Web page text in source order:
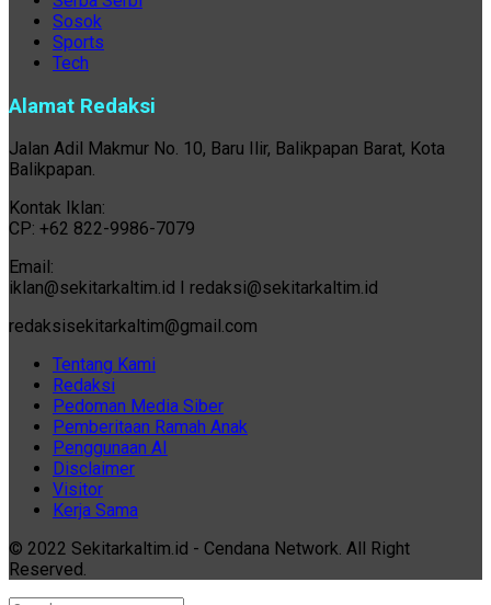
Sosok
Sports
Tech
Alamat Redaksi
Jalan Adil Makmur No. 10, Baru Ilir, Balikpapan Barat, Kota
Balikpapan.
Kontak Iklan:
CP: +62 822-9986-7079
Email:
iklan@sekitarkaltim.id I redaksi@sekitarkaltim.id
redaksisekitarkaltim@gmail.com
Tentang Kami
Redaksi
Pedoman Media Siber
Pemberitaan Ramah Anak
Penggunaan AI
Disclaimer
Visitor
Kerja Sama
© 2022 Sekitarkaltim.id - Cendana Network. All Right
Reserved.